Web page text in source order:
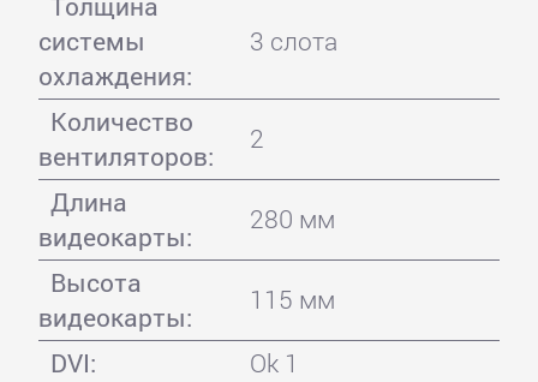
системы
охлаждения:
3 слота
Количество
вентиляторов:
2
Длина
видеокарты:
280 мм
Высота
видеокарты:
115 мм
DVI:
Ok 1